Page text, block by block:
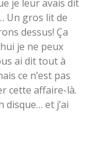
je leur avais dit
Un gros lit de
dessus! Ça
je ne peux
ai dit tout à
ce n’est pas
cette affaire-là.
disque… et j’ai